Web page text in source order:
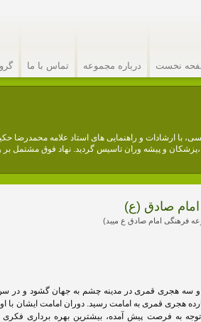
نخست درباره مجموعه تماس با ما
فرهنگی امام صادق (ع) نهادیست مردمی. این مجموعه در سال ۱۳۶۴ شمسی، با ارشادات و راهنمایی های استاد
و پیشه وران تاسیس گردید. نهاد فوق مشتمل بر
صادق (ع)
فرهنگی امام صادق ع میبد)
و سه هجری قمری در مدینه چشم به جهان گشود و
هجری قمری به امامت رسید. دوران امامت ایشان با
به فرصت پیش آمده، بیشترین بهره برداری